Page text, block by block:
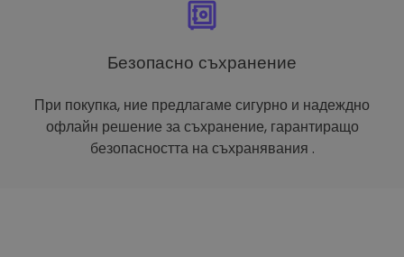
Безопасно съхранение
При покупка, ние предлагаме сигурно и надеждно
офлайн решение за съхранение, гарантиращо
безопасността на съхранявания .